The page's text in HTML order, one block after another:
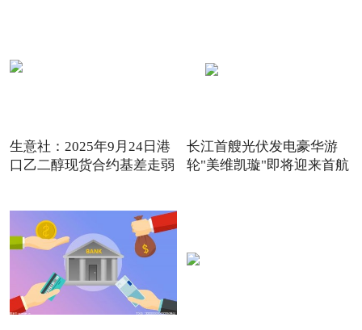
生意社：2025年9月24日港
口乙二醇现货合约基差走弱
长江首艘光伏发电豪华游
轮"美维凯璇"即将迎来首航